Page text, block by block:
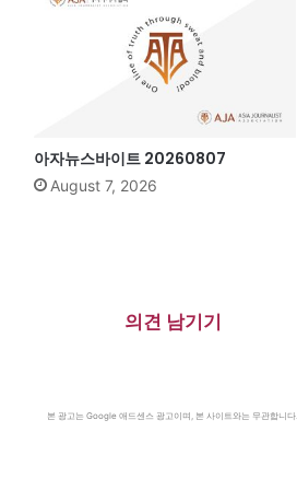
아자뉴스바이트 20260807
August 7, 2026
의견 남기기
본 광고는 Google 애드센스 광고이며, 본 사이트와는 무관합니다.